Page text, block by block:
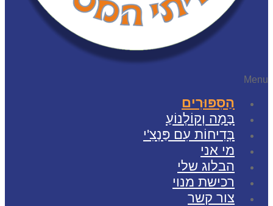
הַסִּפּוּרִים
בָּמָה וְקוֹלְנוֹעַ
בְּדִיחוֹת עִם פַּנְצִ'י
מי אני
הבלוג שלי
רכישת מנוי
צור קשר